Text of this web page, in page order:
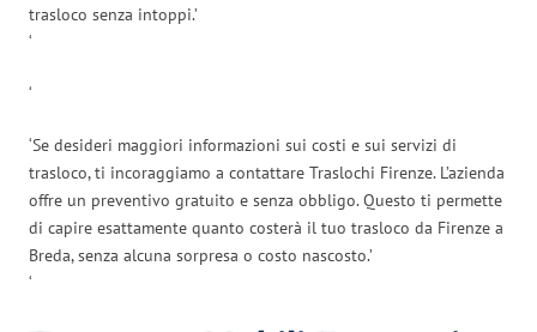
trasloco senza intoppi.’
‘
‘
‘Se desideri maggiori informazioni sui costi e sui servizi di
trasloco, ti incoraggiamo a contattare Traslochi Firenze. L’azienda
offre un preventivo gratuito e senza obbligo. Questo ti permette
di capire esattamente quanto costerà il tuo trasloco da Firenze a
Breda, senza alcuna sorpresa o costo nascosto.’
‘